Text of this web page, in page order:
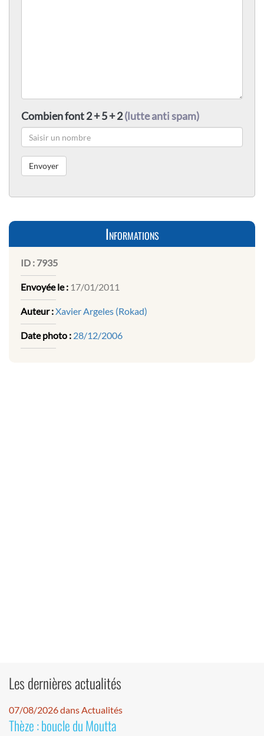
Combien font 2 + 5 + 2(lutte anti spam)
Informations
ID : 7935
Envoyée le : 17/01/2011
Auteur :Xavier Argeles (Rokad)
Date photo : 28/12/2006
Les dernières actualités
07/08/2026 dans Actualités
Thèze : boucle du Moutta